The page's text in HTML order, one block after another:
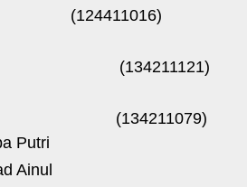
(124411016)
(134211121)
(134211079)
Putri
Ainul